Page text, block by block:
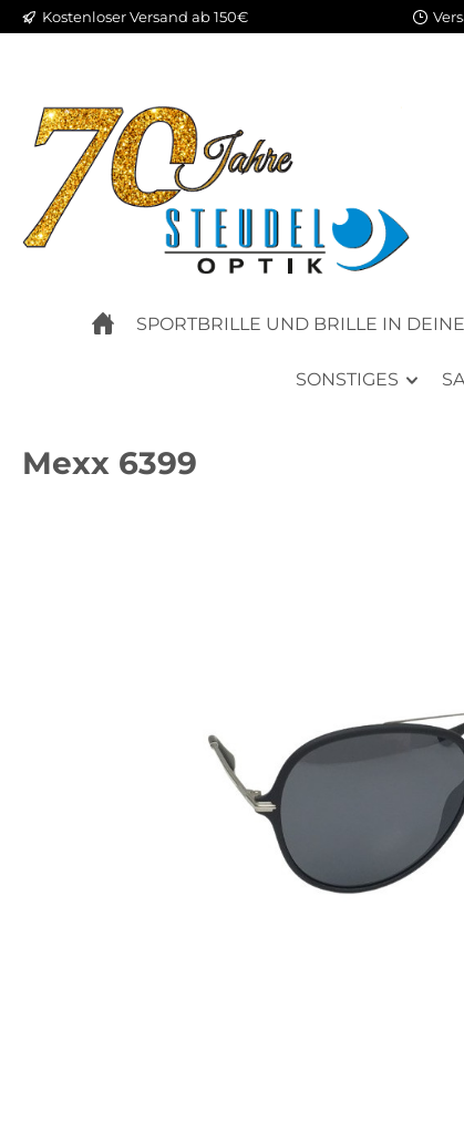
Hauptinhalt springen
Zur Suche springen
Zur Hauptnavigation springen
Kostenloser Versand ab 150€
SPORTBRILLE UND BRILLE IN
SONSTIGES
Mexx 6399